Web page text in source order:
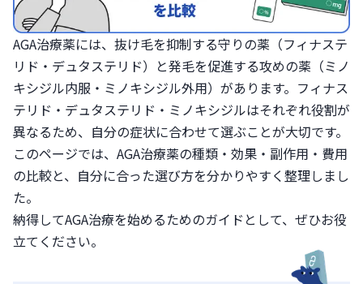
AGA治療薬には、抜け毛を抑制する守りの薬（フィナステ
リド・デュタステリド）と発毛を促進する攻めの薬（ミノ
キシジル内服・ミノキシジル外用）があります。フィナス
テリド・デュタステリド・ミノキシジルはそれぞれ役割が
異なるため、自分の症状に合わせて選ぶことが大切です。
このページでは、AGA治療薬の種類・効果・副作用・費用
の比較と、自分に合った選び方を分かりやすく整理しまし
た。
納得してAGA治療を始めるためのガイドとして、ぜひお役
立てください。